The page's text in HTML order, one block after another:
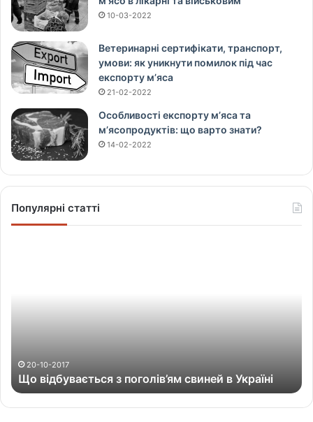
10-03-2022
Ветеринарні сертифікати, транспорт,
умови: як уникнути помилок під час
експорту м’яса
21-02-2022
Особливості експорту м’яса та
м’ясопродуктів: що варто знати?
14-02-2022
Популярні статті
т
ь
20-10-2017
Що відбувається з поголів’ям свиней в Україні